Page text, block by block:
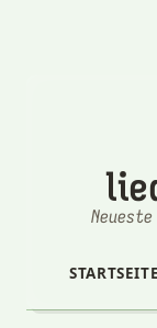
STARTSEITE